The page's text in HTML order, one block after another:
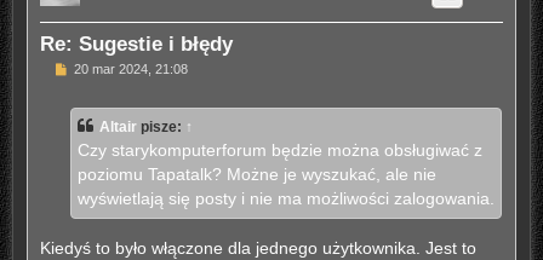
Re: Sugestie i błędy
P
t
20 mar 2024, 21:08
Altairpisze: ↑
Czy starykomputerforum będzie można obsługiwać z
poziomu Tapatalk? Możne je wyszukać, ale nie
wyświetlają się posty i nie ma możliwości zalogowania.
Kiedyś to było włączone dla jednego użytkownika. Jest to